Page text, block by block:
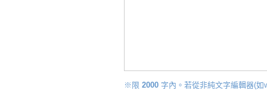
※限 2000 字內。若從非純文字編輯器(